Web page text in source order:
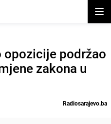
opozicije podržao
zakona u
Radiosarajevo.ba